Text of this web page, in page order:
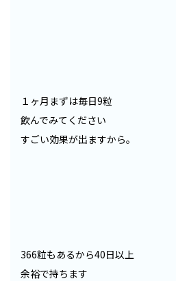
１ヶ月まずは毎日9粒
飲んでみてください
すごい効果が出ますから。
366粒もあるから40日以上
余裕で持ちます